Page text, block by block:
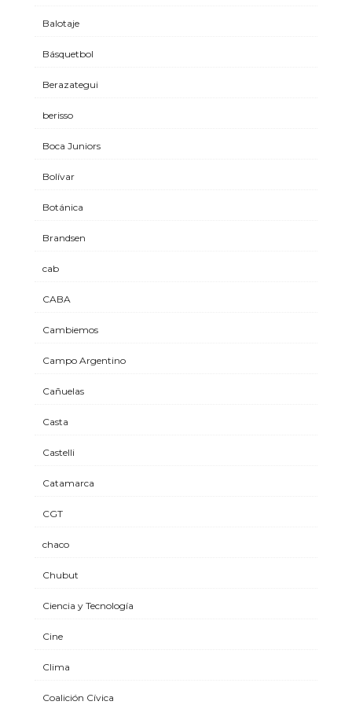
Balotaje
Básquetbol
Berazategui
berisso
Boca Juniors
Bolívar
Botánica
Brandsen
cab
CABA
Cambiemos
Campo Argentino
Cañuelas
Casta
Castelli
Catamarca
CGT
chaco
Chubut
Ciencia y Tecnología
Cine
Clima
Coalición Cívica